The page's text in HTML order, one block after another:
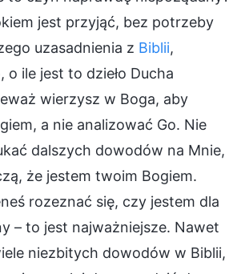
jest przyjąć, bez potrzeby
uzasadnienia z Biblii,
o ile jest to dzieło Ducha
wierzysz w Boga, aby
a nie analizować Go. Nie
dalszych dowodów na Mnie,
że jestem twoim Bogiem.
rozeznać się, czy jestem dla
– to jest najważniejsze. Nawet
niezbitych dowodów w Biblii,